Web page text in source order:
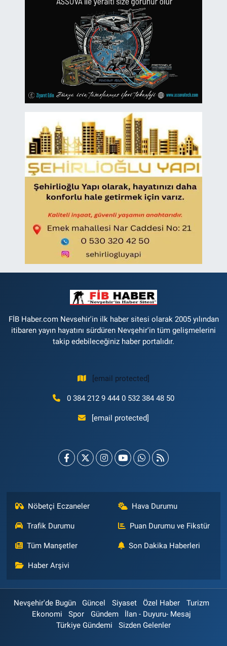
FİB Haber.com Nevsehir'in ilk haber sitesi olarak 2005 yılından
itibaren yayın hayatını sürdüren Nevşehir'in tüm gelişmelerini
takip edebileceğiniz haber portalıdır.
[email protected]
0 384 212 9 444 0 532 384 48 50
[email protected]
Nöbetçi Eczaneler Hava Durumu
Trafik Durumu Puan Durumu ve Fikstür
Tüm Manşetler Son Dakika Haberleri
Haber Arşivi
Nevşehir'de Bugün Güncel Siyaset Özel Haber
Turizm
Ekonomi
Spor Gündem
İlan - Duyuru- Mesaj
Türkiye Gündemi
Sizden Gelenler